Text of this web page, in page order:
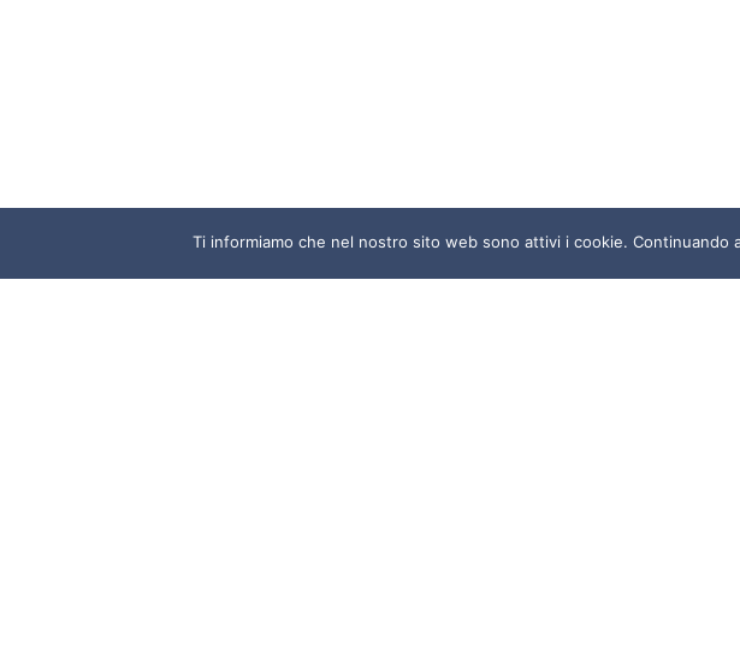
Ti informiamo che nel nostro sito web sono attivi i cookie.